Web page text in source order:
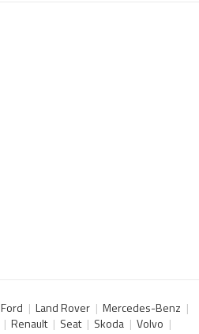
Ford Land Rover
Mercedes-Benz
Renault Seat Skoda
Volvo